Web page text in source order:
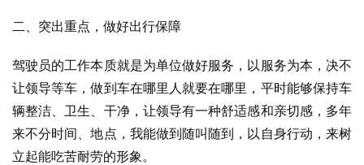
二、突出重点，做好出行保障
驾驶员的工作本质就是为单位做好服务，以服务为本，决不
让领导等车，做到车在哪里人就要在哪里，平时能够保持车
辆整洁、卫生、干净，让领导有一种舒适感和亲切感，多年
来不分时间、地点，我能做到随叫随到，以自身行动，来树
立起能吃苦耐劳的形象。